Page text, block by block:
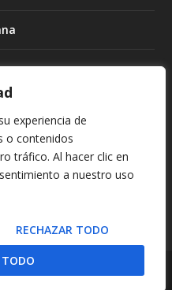
experiencia de
o contenidos
tráfico. Al hacer clic en
a nuestro uso
RECHAZAR TODO
TODO